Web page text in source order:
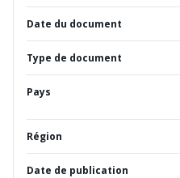
Date du document
Type de document
Pays
Région
Date de publication